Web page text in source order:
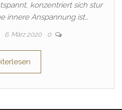
konzentriert sich stur
innere Anspannung ist…
6. März 2020 0